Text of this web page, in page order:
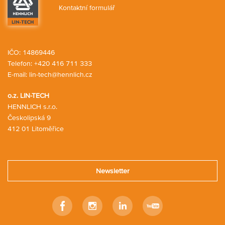
Kontaktní formulář
o.z. LIN-TECH
HENNLICH s.r.o.
Českolipská 9
412 01 Litoměřice
IČO: 14869446
Telefon: +420 416 711 333
E-mail: lin-tech@hennlich.cz
FacebookInstagramLinkedin Youtube
Newsletter